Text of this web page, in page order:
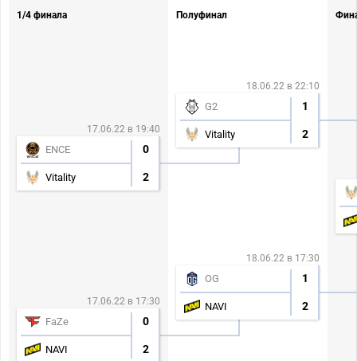
1/4 финала
17.06.22 в 19:40
ENCE 0
Vitality 2
17.06.22 в 17:30
FaZe 0
NAVI 2
Полуфинал
18.06.22 в 22:10
G2 1
Vitality 2
18.06.22 в 17:30
OG 1
NAVI 2